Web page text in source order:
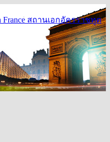
France สถานเอกอัครราชทูต